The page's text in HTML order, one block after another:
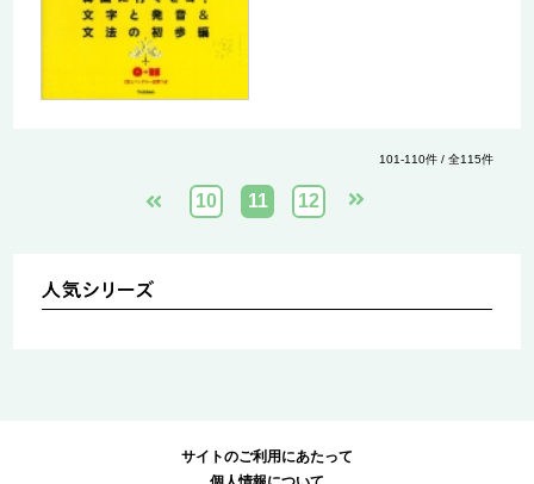
101-110件 / 全115件
10 11 12
サイトのご利用にあたって